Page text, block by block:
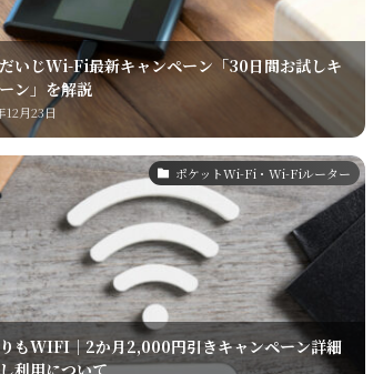
いじWi-Fi最新キャンペーン「30日間お試しキ
ン」を解説
12月23日
ポケットWi-Fi・Wi-Fiルーター
もWIFI｜2か月2,000円引きキャンペーン詳細
利用について